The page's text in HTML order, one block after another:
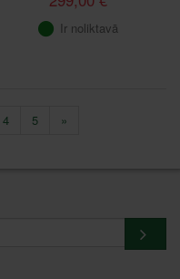
Ir noliktavā
4 5 »